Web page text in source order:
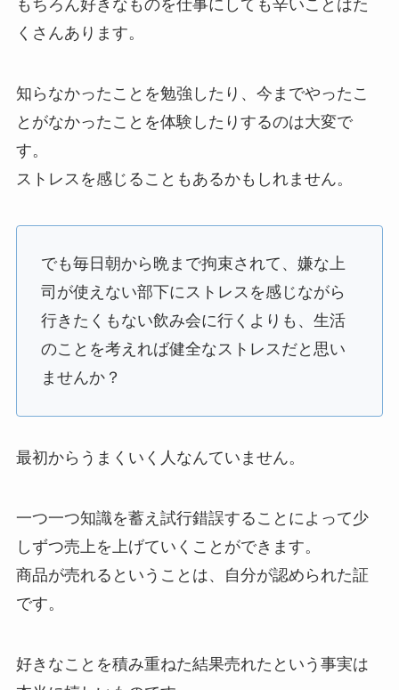
もちろん好きなものを仕事にしても辛いことはた
くさんあります。
知らなかったことを勉強したり、今までやったこ
とがなかったことを体験したりするのは大変で
す。
ストレスを感じることもあるかもしれません。
でも毎日朝から晩まで拘束されて、嫌な上
司が使えない部下にストレスを感じながら
行きたくもない飲み会に行くよりも、生活
のことを考えれば健全なストレスだと思い
ませんか？
最初からうまくいく人なんていません。
一つ一つ知識を蓄え試行錯誤することによって少
しずつ売上を上げていくことができます。
商品が売れるということは、自分が認められた証
です。
好きなことを積み重ねた結果売れたという事実は